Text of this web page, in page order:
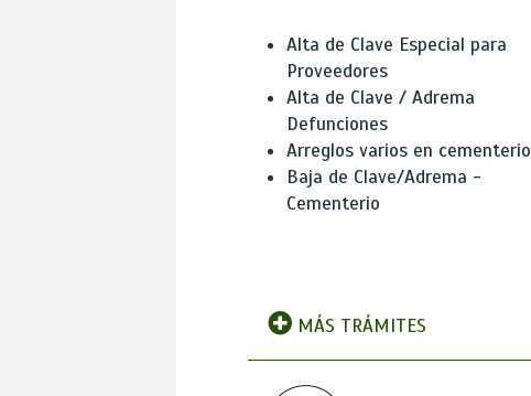
Alta de Clave Especial para
Proveedores
Alta de Clave / Adrema
Defunciones
Arreglos varios en cementerio
Baja de Clave/Adrema -
Cementerio
MÁS TRÁMITES